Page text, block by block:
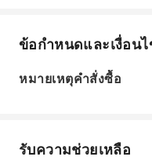
ข้อกำหนดและเงื่อน
หมายเหตุคำสั่งซื้อ
รับความช่วยเหลือ